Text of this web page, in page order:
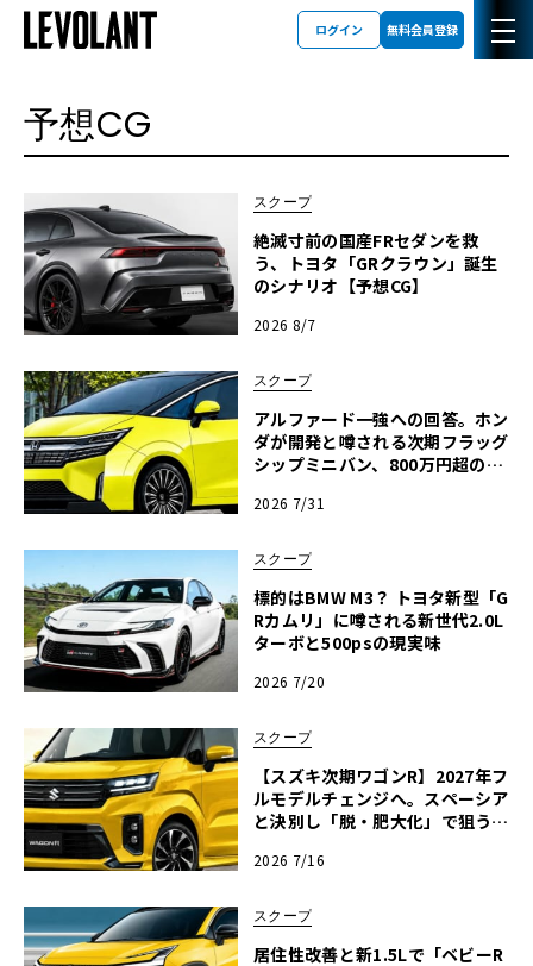
ログイン 無料会員登録
予想CG
スクープ
絶滅寸前の国産FRセダンを救
う、トヨタ「GRクラウン」誕生
のシナリオ【予想CG】
2026 8/7
スクープ
アルファード一強への回答。ホン
ダが開発と噂される次期フラッグ
シップミニバン、800万円超の勝
2026 7/31
スクープ
標的はBMW M3？ トヨタ新型「G
Rカムリ」に噂される新世代2.0L
ターボと500psの現実味
2026 7/20
スクープ
【スズキ次期ワゴンR】2027年フ
ルモデルチェンジへ。スペーシア
と決別し「脱・肥大化」で狙う名
2026 7/16
スクープ
居住性改善と新1.5Lで「ベビーR